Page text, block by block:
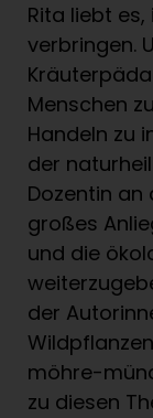
Rita liebt
verbringen.
Menschen
Handeln zu
der
Dozentin an
großes
und die
der
möhre-
zu diesen